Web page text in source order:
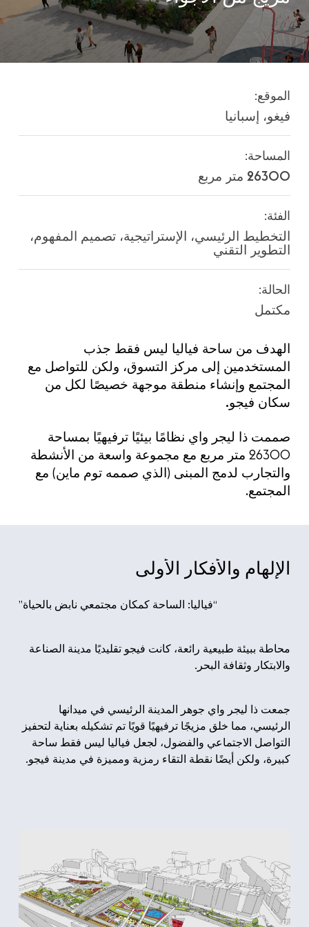
الموقع:
فيغو، إسبانيا
المساحة:
26300 متر مربع
الفئة:
التخطيط الرئيسي، الإستراتيجية، تصميم
المفهوم،
التطوير
التقني
الحالة:
مكتمل
الهدف من ساحة فياليا ليس فقط جذب
المستخدمين إلى مركز التسوق، ولكن للتواصل مع
المجتمع وإنشاء منطقة موجهة خصيصًا لكل من
سكان فيجو.
صممت ذا ليجر واي نظامًا بيئيًا ترفيهيًا بمساحة
26300 متر مربع مع مجموعة واسعة من الأنشطة
والتجارب لدمج المبنى (الذي صممه توم ماين) مع
المجتمع.
الإلهام والأفكار الأولى
“فياليا: الساحة كمكان مجتمعي نابض بالحياة”
محاطة ببيئة طبيعية رائعة، كانت فيجو تقليديًا مدينة الصناعة
والابتكار وثقافة البحر.
جمعت ذا ليجر واي جوهر المدينة الرئيسي في ميدانها
الرئيسي، مما خلق مزيجًا ترفيهيًا قويًا تم تشكيله بعناية لتحفيز
التواصل الاجتماعي والفضول، لجعل فياليا ليس فقط ساحة
كبيرة، ولكن أيضًا نقطة التقاء رمزية ومميزة في مدينة فيجو.